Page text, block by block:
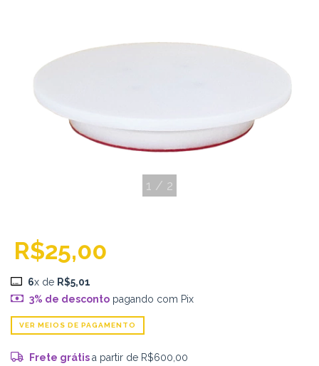
1 / 2
R$25,00
6x de R$5,01
3% de descontopagando com Pix
VER MEIOS DE PAGAMENTO
Frete grátisa partir de R$600,00